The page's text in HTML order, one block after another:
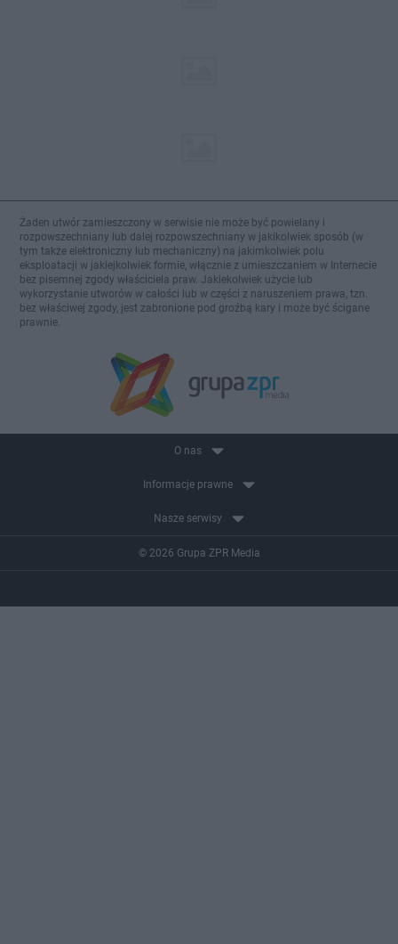
Żaden utwór zamieszczony w serwisie nie może być powielany i
rozpowszechniany lub dalej rozpowszechniany w jakikolwiek sposób (w
tym także elektroniczny lub mechaniczny) na jakimkolwiek polu
eksploatacji w jakiejkolwiek formie, włącznie z umieszczaniem w Internecie
bez pisemnej zgody właściciela praw. Jakiekolwiek użycie lub
wykorzystanie utworów w całości lub w części z naruszeniem prawa, tzn.
bez właściwej zgody, jest zabronione pod groźbą kary i może być ścigane
prawnie.
O nas
Informacje prawne
Nasze serwisy
© 2026 Grupa ZPR Media